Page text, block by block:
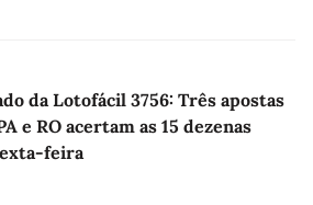
da Lotofácil 3756: Três apostas
e RO acertam as 15 dezenas
feira